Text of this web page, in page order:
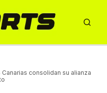
consolidan su alianza